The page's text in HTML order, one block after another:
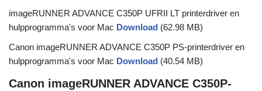
imageRUNNER ADVANCE C350P UFRII LT printerdriver en
hulpprogramma's voor Mac Download (62.98 MB)
Canon imageRUNNER ADVANCE C350P PS-printerdriver en
hulpprogramma's voor Mac Download (40.54 MB)
Canon imageRUNNER ADVANCE C350P-